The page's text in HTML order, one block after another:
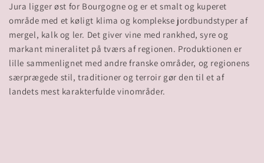
Jura ligger øst for Bourgogne og er et smalt og kuperet
område med et køligt klima og komplekse jordbundstyper af
mergel, kalk og ler. Det giver vine med rankhed, syre og
markant mineralitet på tværs af regionen. Produktionen er
lille sammenlignet med andre franske områder, og regionens
særprægede stil, traditioner og terroir gør den til et af